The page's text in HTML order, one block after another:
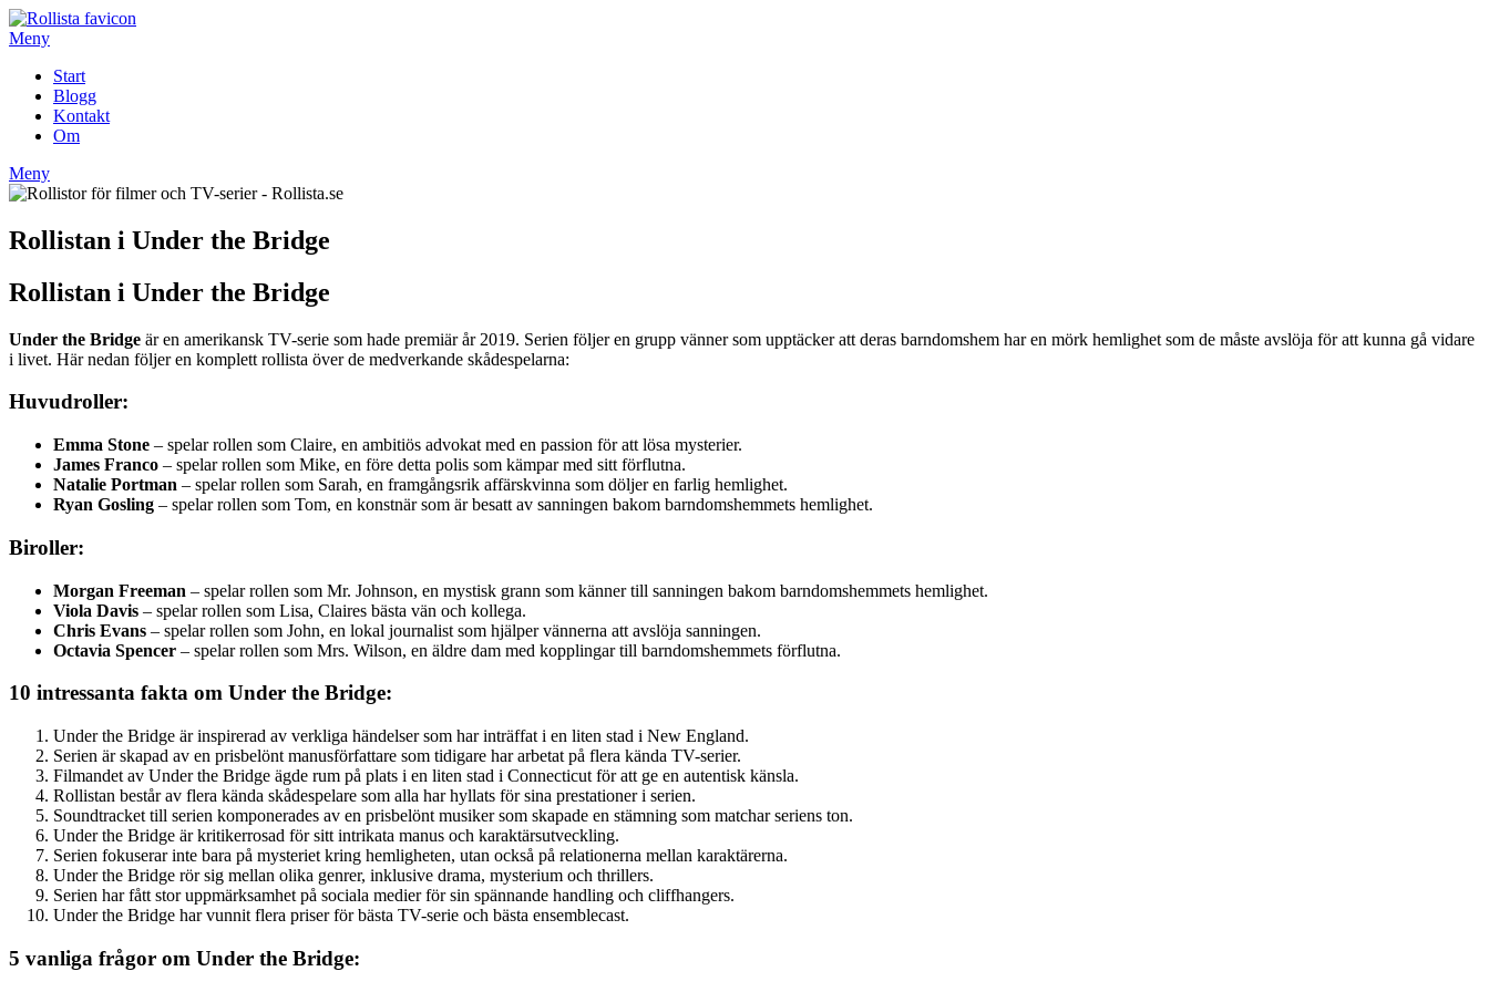
Hoppa
till
Meny
Start
Blogg
Kontakt
Om
Meny
Rollistan i Under the Bridge
Rollistan i Under the Bridge
Under the Bridge är en amerikansk TV-serie som hade premiär år 2019. Serien följer en grupp vänner som upptäcker att deras barndomshem har en mörk hemlighet som de måste avslöja för att kunna gå vidare
i livet. Här nedan följer en komplett rollista över de medverkande skådespelarna:
Huvudroller:
Emma Stone – spelar rollen som Claire, en ambitiös advokat med en passion för att lösa mysterier.
James Franco – spelar rollen som Mike, en före detta polis som kämpar med sitt förflutna.
Natalie Portman – spelar rollen som Sarah, en framgångsrik affärskvinna som döljer en farlig hemlighet.
Ryan Gosling – spelar rollen som Tom, en konstnär som är besatt av sanningen bakom barndomshemmets hemlighet.
Biroller:
Morgan Freeman – spelar rollen som Mr. Johnson, en mystisk grann som känner till sanningen bakom barndomshemmets hemlighet.
Viola Davis – spelar rollen som Lisa, Claires bästa vän och kollega.
Chris Evans – spelar rollen som John, en lokal journalist som hjälper vännerna att avslöja sanningen.
Octavia Spencer – spelar rollen som Mrs. Wilson, en äldre dam med kopplingar till barndomshemmets förflutna.
10 intressanta fakta om Under the Bridge:
Under the Bridge är inspirerad av verkliga händelser som har inträffat i en liten stad i New England.
Serien är skapad av en prisbelönt manusförfattare som tidigare har arbetat på flera kända TV-serier.
Filmandet av Under the Bridge ägde rum på plats i en liten stad i Connecticut för att ge en autentisk känsla.
Rollistan består av flera kända skådespelare som alla har hyllats för sina prestationer i serien.
Soundtracket till serien komponerades av en prisbelönt musiker som skapade en stämning som matchar seriens ton.
Under the Bridge är kritikerrosad för sitt intrikata manus och karaktärsutveckling.
Serien fokuserar inte bara på mysteriet kring hemligheten, utan också på relationerna mellan karaktärerna.
Under the Bridge rör sig mellan olika genrer, inklusive drama, mysterium och thrillers.
Serien har fått stor uppmärksamhet på sociala medier för sin spännande handling och cliffhangers.
Under the Bridge har vunnit flera priser för bästa TV-serie och bästa ensemblecast.
5 vanliga frågor om Under the Bridge: